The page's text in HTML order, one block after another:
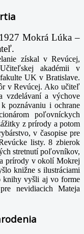
Mokrá Lúka –
získal v Revúcej,
akadémii v
UK v Bratislave.
v Revúcej. Ako učiteľ
vzdelávaní a výchove
poznávaniu i ochrane
poľovníckych
z prírody a potom
v časopise pre
listy. 8 zbierok
stretnutí poľovníkov,
prírody v okolí Mokrej
knižne s ilustráciami
knihy vyšli aj vo forme
nevidiacich Mateja